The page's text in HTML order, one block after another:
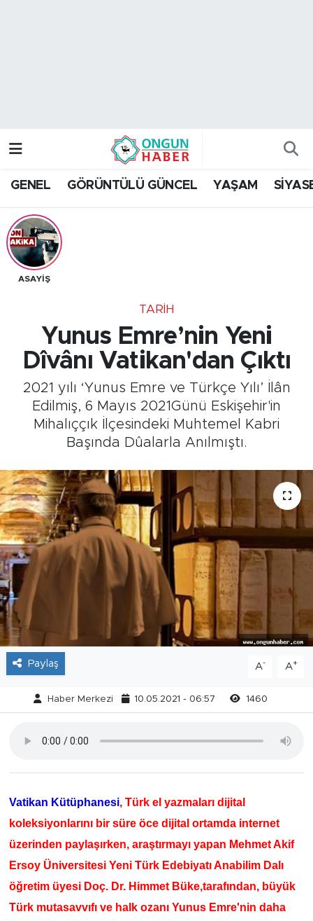
GENEL GÖRÜNTÜLÜ GÜNCEL YAŞAM
ASAYİŞ
TARİH
Yunus Emre’nin Yeni
Dîvânı Vatikan'dan Çıktı
2021 yılı ‘Yunus Emre ve Türkçe Yılı’ İlân
Edilmiş, 6 Mayıs 2021Günü Eskişehir'in
Mihalıççık İlçesindeki Muhtemel Kabri
Başında Dûalarla Anılmıştı.
Paylaş A- A+
Haber Merkezi 10.05.2021 - 06:57 1460
Vatikan Kütüphanesi, Türk el yazmaları dijital
koleksiyonlarını bir süre öce dijital ortamda internet
üzerinden paylaşırken, araştırmayı yapan Mehmet Akif
Ersoy Üniversitesi Yeni Türk Edebiyatı Anabilim Dalı
öğretim üyesi Doç. Dr. Himmet Büke,tarafından, büyük
Türk mutasavvıfı ve halk ozanı Yunus Emre'nin daha
Trafik Durumu
Tüm Manşetler
Son Dakika Haberleri